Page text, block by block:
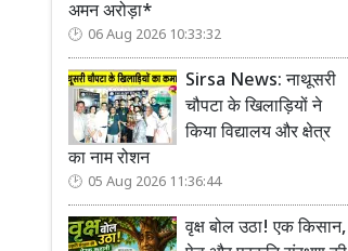
अमन अरोड़ा*
06 Aug 2026 10:33:32
Sirsa News: नाथूसरी
चौपटा के खिलाड़ियों ने
किया विद्यालय और क्षेत्र
का नाम रोशन
05 Aug 2026 11:36:44
वृक्ष बोल उठा! एक किसान,